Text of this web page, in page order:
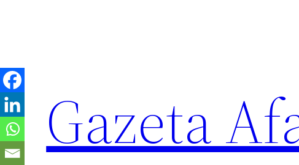
Gazeta